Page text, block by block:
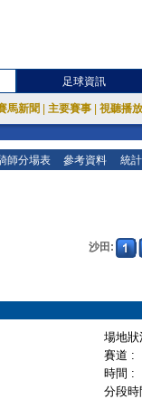
足球資訊
馬新聞 主要賽事 視聽播
師分場表 參考資料 統
沙田:
場地
賽道 :
時間 :
分段